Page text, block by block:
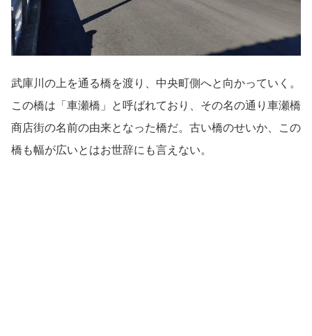
武庫川の上を通る橋を渡り、中央町側へと向かっていく。
この橋は「車瀬橋」と呼ばれており、その名の通り車瀬橋
商店街の名前の由来となった橋だ。古い橋のせいか、この
橋も幅が広いとはお世辞にも言えない。